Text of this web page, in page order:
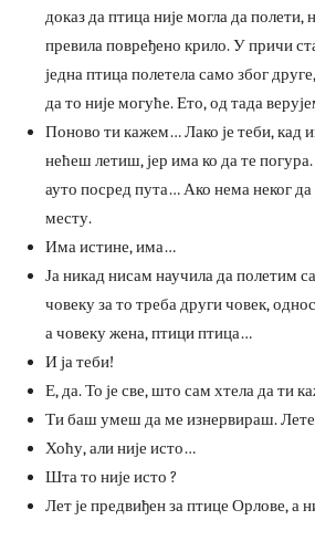
доказ да птица није могла да полети,
превила повређено крило. У причи
једна птица полетела само због
да то није могуће. Ето, од тада
Поново ти кажем… Лако је теби, кад
нећеш летиш, јер има ко да те погура.
ауто посред пута… Ако нема неког да
месту.
Има истине, има…
Ја никад нисам научила да полетим
човеку за то треба други човек,
а човеку жена, птици птица…
И ја теби!
Е, да. То је све, што сам хтела да ти
Ти баш умеш да ме изнервираш.
Хоћу, али није исто…
Шта то није исто ?
Лет је предвиђен за птице Орлове, а